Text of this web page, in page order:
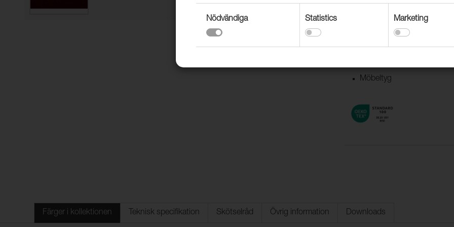
Användningsområden
Dekorationstextil
Textil båt & husvagn
Möbeltyg
Färger i kollektionen Teknisk specifikation Skötselråd Övrig information Downloads
Nödvändiga Statistics Marketing